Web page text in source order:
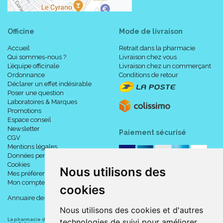
Nous utilisons des
cookies
Nous utilisons des cookies et d'autres
Composition :
57 % polyamide.
43 % élasthanne.
Grammage : 265 g/m².
Excellent confort (élasticité accrue / tissu plus souple et plus
doux / plus facile à enfiler).
Excellente tolérance cutanée (tissu hypoallergénique).
Excellent retour aux dimensions initiales (durée de vie
accrue).
Tricot indémaillable : le praticien peut ainsi effectuer les
incisions nécessaires directement dans le vêtement.
De nouvelles fibres entrent dans la fabrication du tissu Premium
:
La fibre Xtra-fresh empêche la croissance bactérienne et
neutralise les odeurs grâce aux propriétés des ions d' argent
(fibres Xtra-fresh).
Le Xtra-dry permet une évaporation plus rapide de l'
Officine
Accueil
Qui sommes-nous ?
L’équipe officinale
Ordonnance
Déclarer un effet indésirable
Poser une question
Laboratoires & Marques
Promotions
Espace conseil
Newsletter
CGV
Mentions légales
Données personnelles
Cookies
Mes préférences Cookies
Mon compte
Annuaire des pharmacies
Mode de livraison
Retrait dans la pharmacie
Livraison chez vous
Livraison chez un commerçant
Conditions de retour
Paiement sécurisé
La pharmacie du centre à Albert
(80300) est une pharmacie française certifiée ISO